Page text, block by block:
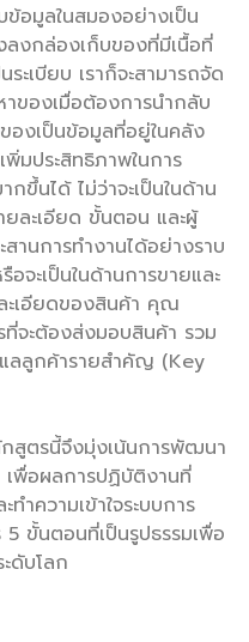
ข้อมูลในสมองอย่างเป็น
ลงกล่องเก็บของที่มีเนื้อที่
ะเบียบ เราก็จะสามารถจัด
ของเมื่อต้องการนำกลับ
องเป็นข้อมูลที่อยู่ในคลัง
มประสิทธิภาพในการ
กขึ้นได้ ไม่ว่าจะเป็นในด้าน
ยละเอียด ขั้นตอน และผู้
านการทำงานได้อย่างราบ
จะเป็นในด้านการขายและ
ะเอียดของสินค้า คุณ
ที่จะต้องส่งมอบสินค้า รวม
แลลูกค้ารายสำคัญ (Key
สูตรนี้จึงมุ่งเน้นการพัฒนา
เพื่อผลการปฏิบัติงานที่
ำความเข้าใจระบบการ
ขั้นตอนที่เป็นรูปธรรมเพื่อ
ดับโลก